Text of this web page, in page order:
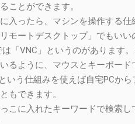
ことができます。
入ったら、マシンを操作する仕
モートデスクトップ」でもいい
「VNC」というのがあります
るように、マウスとキーボード
いう仕組みを使えば自宅PCから
もできます。
こに入れたキーワードで検索し